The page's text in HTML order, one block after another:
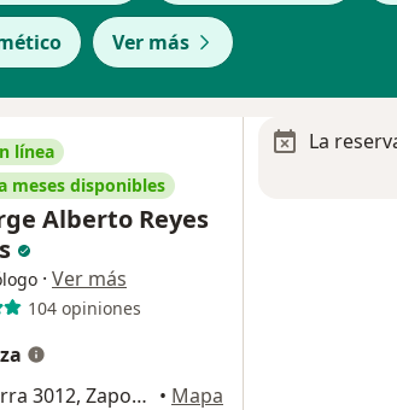
Ver más
línea
meses disponibles
Alberto Reyes
· Ver más
104 opiniones
Calle General Eulogio Parra 3012, Zapopan • Mapa
La